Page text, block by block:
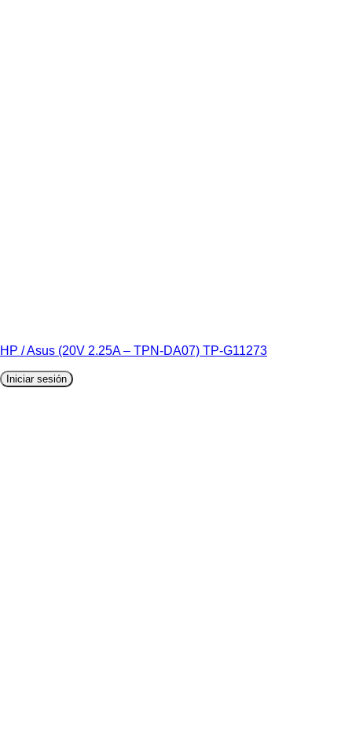
HP / Asus (20V 2.25A – TPN-DA07) TP-G11273
Iniciar sesión